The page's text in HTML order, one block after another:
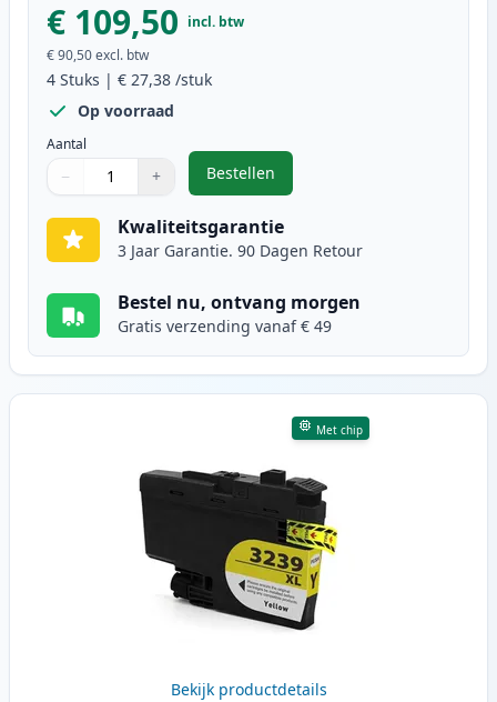
€ 109,50 incl. btw
€ 90,50excl. btw
4 Stuks | € 27,38 /stuk
Op voorraad
Aantal
Gebruik de knoppen om aan te passen
− +
1
Bestellen
,4 stuks Brother LC3239
Kwaliteitsgarantie
3 Jaar Garantie. 90 Dagen Retour
Bestel nu, ontvang morgen
Gratis verzending vanaf € 49
Met chip
Bekijk productdetails